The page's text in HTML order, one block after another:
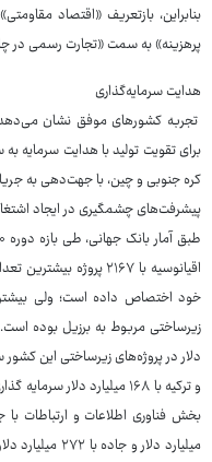
بنابراین، بازتعریف «اقتصاد
پرهزینه» به سمت «تجارت رسمی در
هدایت سرمایه‌گذاری
تجربه کشورهای موفق نشان می‌دهد
برای تقویت تولید با هدایت سرمایه
کره جنوبی و چین، با جهت‌دهی به
پیشرفت‌های چشمگیری در ایجاد
اقیانوسیه با ۲۱۶۷
خود اختصاص داده است؛ ولی
و ترکیه با ۱۶۸ میلیارد
میلیارد دلار